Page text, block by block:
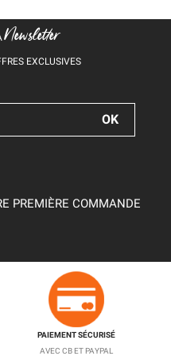
Newsletter
EXCLUSIVES
PREMIÈRE COMMANDE
PAIEMENT SÉCURISÉ
AVEC CB ET PAYPAL